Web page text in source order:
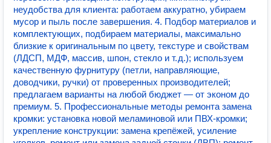
неудобства для клиента: работаем аккуратно, убираем
мусор и пыль после завершения. 4. Подбор материалов и
комплектующих, подбираем материалы, максимально
близкие к оригинальным по цвету, текстуре и свойствам
(ЛДСП, МДФ, массив, шпон, стекло и т. д.); используем
качественную фурнитуру (петли, направляющие,
доводчики, ручки) от проверенных производителей;
предлагаем варианты на любой бюджет — от эконом до
премиум. 5. Профессиональные методы ремонта замена
кромки: установка новой меламиновой или ПВХ‑кромки;
укрепление конструкции: замена крепёжей, усиление